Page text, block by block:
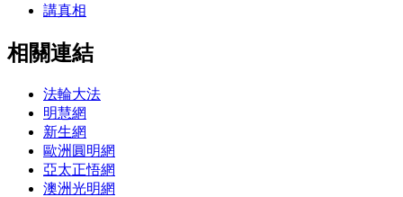
講真相
相關連結
法輪大法
明慧網
新生網
歐洲圓明網
亞太正悟網
澳洲光明網